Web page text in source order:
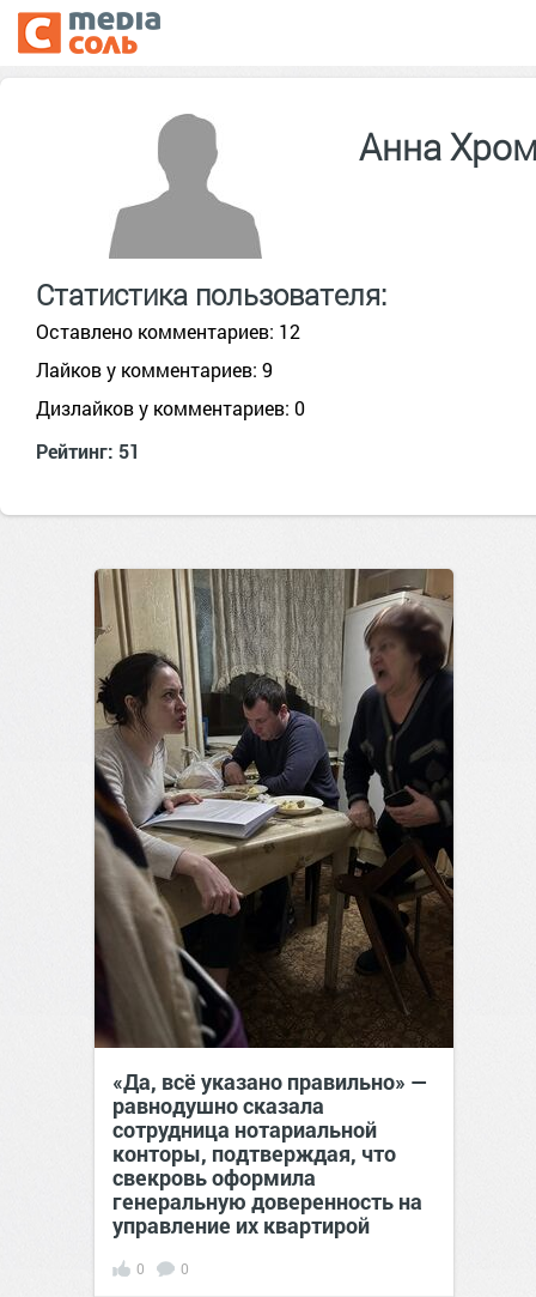
Анна
Статистика пользователя:
Оставлено комментариев: 12
Лайков у комментариев: 9
Дизлайков у комментариев: 0
Рейтинг: 51
«Да, всё указано правильно» —
равнодушно сказала
сотрудница нотариальной
конторы, подтверждая, что
свекровь оформила
генеральную доверенность на
управление их квартирой
0 0